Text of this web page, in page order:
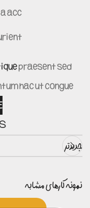
acc.
praesent sed
hac ut congue.
جدیدتر
نمونه کارهای مشابه